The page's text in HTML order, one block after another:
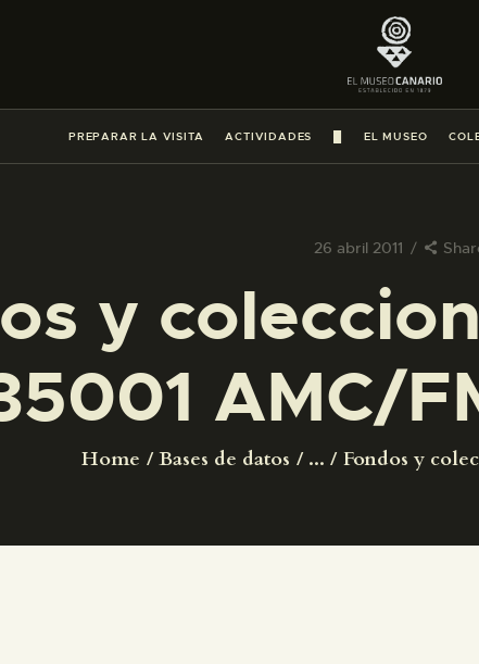
PREPARAR LA VISITA ACTIVIDADES EL MUSEO
26 abril 2011
y
AMC/
Home Bases de datos ... Fondos y
PREPARAR LA VISITA
ACTIVIDADES
█
COLECCIONES
DIDÁCTICA
ESPAÑOL